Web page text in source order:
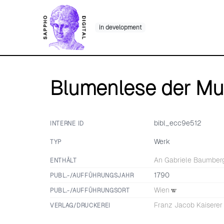
in development
Blumenlese der
INTERNE ID bibl_ecc9e512
TYP Werk
ENTHÄLT An Gabriele
PUBL.-/AUFFÜHRUNGSJAHR 1790
PUBL.-/AUFFÜHRUNGSORT Wien
VERLAG/DRUCKEREI Franz Jacob Kaiserer